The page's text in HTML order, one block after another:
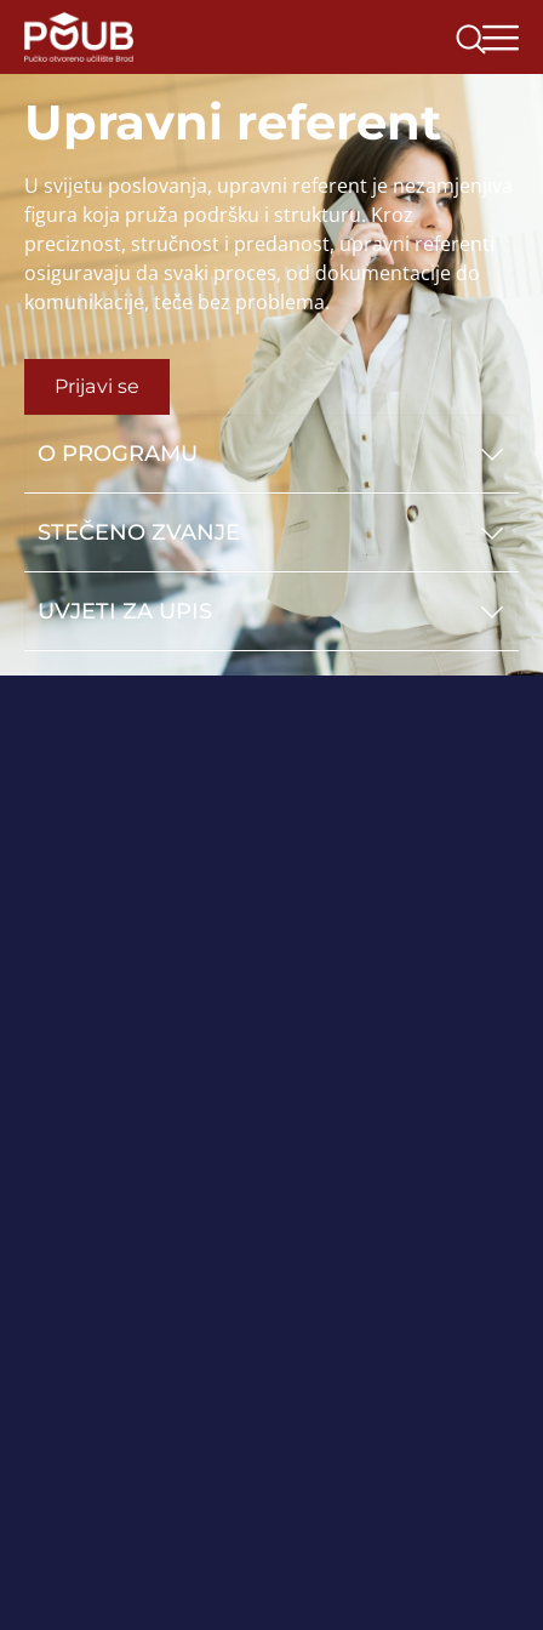
Upravni referent
U svijetu poslovanja, upravni referent je nezamjenjiva
figura koja pruža podršku i strukturu. Kroz
preciznost, stručnost i predanost, upravni referenti
osiguravaju da svaki proces, od dokumentacije do
komunikacije, teče bez problema.
Prijavi se
O PROGRAMU
STEČENO ZVANJE
UVJETI ZA UPIS